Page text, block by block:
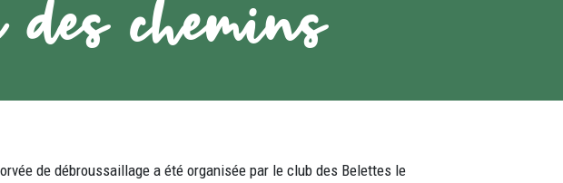
des chemins
de débroussaillage a été organisée par le club des Belettes le